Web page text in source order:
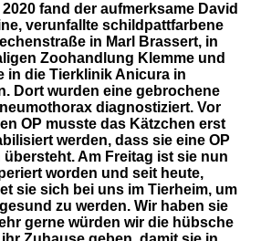
fand der aufmerksame David
verunfallte schildpattfarbene
in Marl Brassert, in
Zoohandlung Klemme und
in die Tierklinik Anicura in
Dort wurden eine gebrochene
diagnostiziert. Vor
OP musste das Kätzchen erst
werden, dass sie eine OP
Am Freitag ist sie nun
worden und seit heute,
sie sich bei uns im Tierheim, um
zu werden. Wir haben sie
gerne würden wir die hübsche